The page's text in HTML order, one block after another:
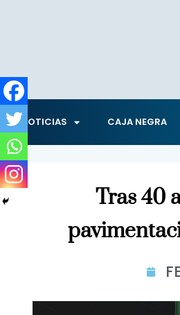
NOTICIAS CAJA NEGRA
Tras 40